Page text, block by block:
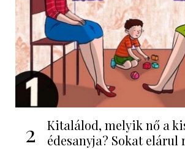
2
Kitalálod, melyik nő a
édesanyja? Sokat elárul